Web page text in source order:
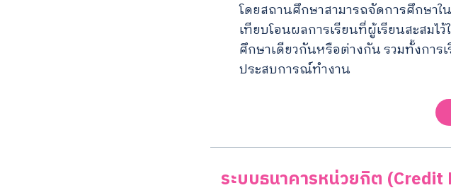
โดยสถานศึกษาสามารถจัดการศึกษา
เทียบโอนผลการเรียนที่ผู้เรียนสะสม
ศึกษาเดียวกันหรือต่างกัน รวมทั้งกา
ประสบการณ์ทำงาน
ระบบธนาคารหน่วยกิต (Credit